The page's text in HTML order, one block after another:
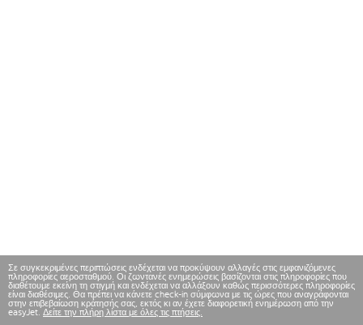
Σε συγκεκριμένες περιπτώσεις ενδέχεται να προκύψουν αλλαγές στις εμφανιζόμενες
πληροφορίες αεροσταθμού. Οι ζωντανές ενημερώσεις βασίζονται στις πληροφορίες που
διαθέτουμε εκείνη τη στιγμή και ενδέχεται να αλλάξουν καθώς περισσότερες πληροφορίες
είναι διαθέσιμες. Θα πρέπει να κάνετε check-in σύμφωνα με τις ώρες που αναγράφονται
στην επιβεβαίωση κράτησής σας, εκτός κι αν έχετε διαφορετική ενημέρωση από την
easyJet. Δείτε την πλήρη λίστα με όλες τις πτήσεις.